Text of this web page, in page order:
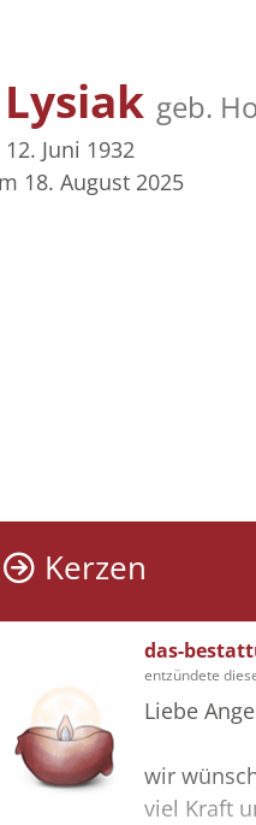
geb.
Juni 1932
18. August 2025
Kerzen
das-
entzündete
Liebe
wir
viel Kraft